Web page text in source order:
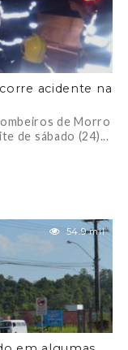
acidente na
de Morro
de sábado (24)...
54.9 mil